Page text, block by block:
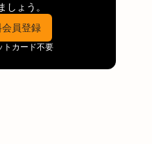
しょう。
員登録
トカード不要